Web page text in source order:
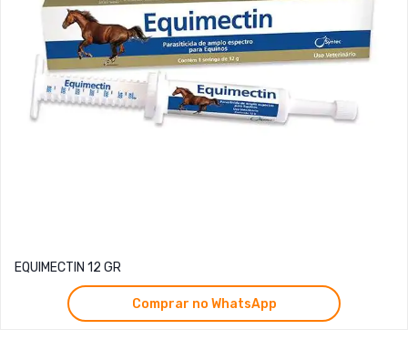
EQUIMECTIN 12 GR
Comprar no WhatsApp